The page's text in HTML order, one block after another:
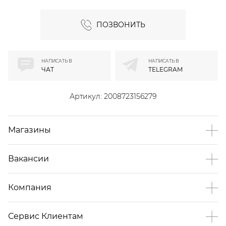
ПОЗВОНИТЬ
Артикул: 2008723156279
НАПИСАТЬ В
ЧАТ
НАПИСАТЬ В
TELEGRAM
Магазины
Вакансии
Компания
Сервис Клиентам